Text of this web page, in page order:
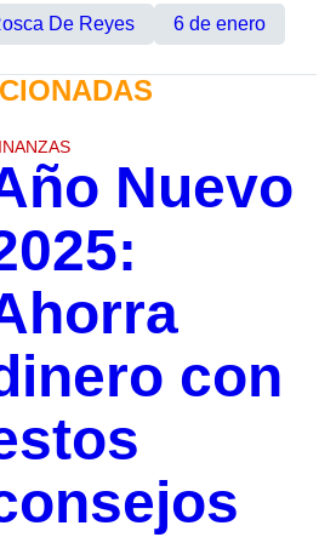
De Reyes 6 de enero
Nuevo
con